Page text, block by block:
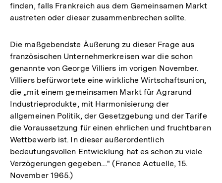
finden, falls Frankreich aus dem Gemeinsamen Markt
austreten oder dieser zusammenbrechen sollte.
Die maßgebendste Äußerung zu dieser Frage aus
französischen Unternehmerkreisen war die schon
genannte von George Villiers im vorigen November.
Villiers befürwortete eine wirkliche Wirtschaftsunion,
die „mit einem gemeinsamen Markt für Agrarund
Industrieprodukte, mit Harmonisierung der
allgemeinen Politik, der Gesetzgebung und der Tarife
die Voraussetzung für einen ehrlichen und fruchtbaren
Wettbewerb ist. In dieser außerordentlich
bedeutungsvollen Entwicklung hat es schon zu viele
Verzögerungen gegeben...." (France Actuelle, 15.
November 1965.)